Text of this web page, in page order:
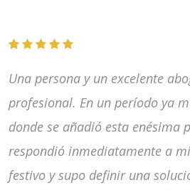
Una persona y un excelente
profesional. En un período ya
donde se añadió esta enésima
respondió inmediatamente a
festivo y supo definir una